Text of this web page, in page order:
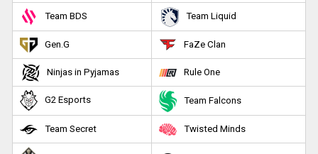
Team BDS Team Liquid
Gen.G FaZe Clan
Ninjas in Pyjamas Rule One
G2 Esports Team Falcons
Team Secret Twisted Minds